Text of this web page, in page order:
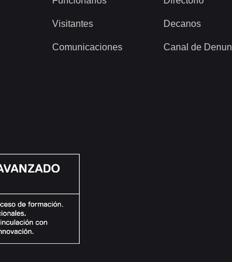
Visitantes
Comunicaciones
Decanos
Canal de